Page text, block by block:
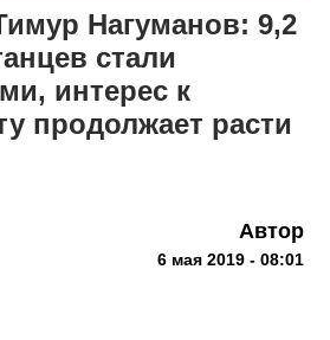
Нагуманов: 9,2
стали
интерес к
продолжает расти
Автор
6 мая 2019 - 08:01